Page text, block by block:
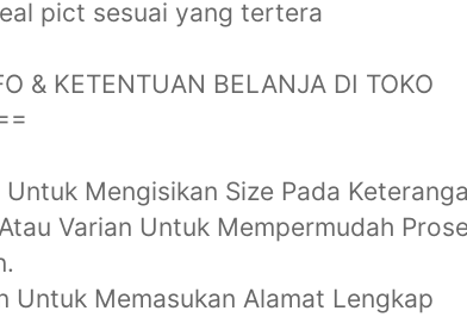
pict sesuai yang tertera
& KETENTUAN BELANJA DI TOKO
Mengisikan Size Pada
Varian Untuk Mempermudah
Untuk Memasukan Alamat Lengkap